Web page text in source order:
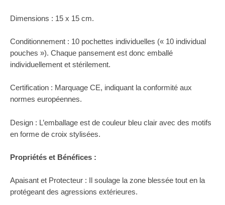
Dimensions : 15 x 15 cm.
Conditionnement : 10 pochettes individuelles (« 10 individual
pouches »). Chaque pansement est donc emballé
individuellement et stérilement.
Certification : Marquage CE, indiquant la conformité aux
normes européennes.
Design : L’emballage est de couleur bleu clair avec des motifs
en forme de croix stylisées.
Propriétés et Bénéfices :
Apaisant et Protecteur : Il soulage la zone blessée tout en la
protégeant des agressions extérieures.